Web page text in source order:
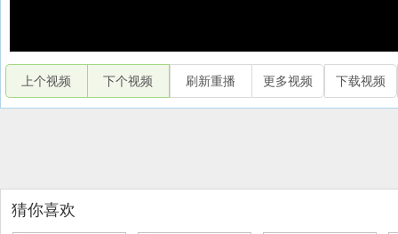
上个视频 下个视频 刷新重播 更多视频 下载视频
猜你喜欢